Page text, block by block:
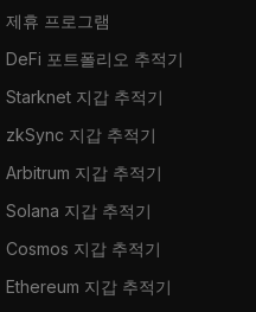
제휴 프로그램
DeFi 포트폴리오 추적기
Starknet 지갑 추적기
zkSync 지갑 추적기
Arbitrum 지갑 추적기
Solana 지갑 추적기
Cosmos 지갑 추적기
Ethereum 지갑 추적기